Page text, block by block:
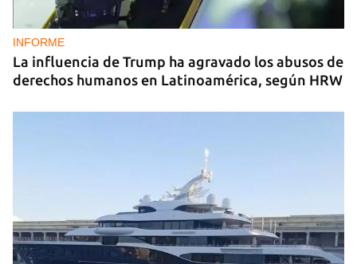
INFORME
La influencia de Trump ha agravado los abusos de
derechos humanos en Latinoamérica, según HRW